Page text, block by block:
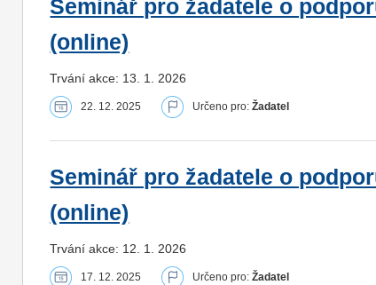
Seminář pro žadatele o
(online)
Trvání akce: 13. 1. 2026
22. 12. 2025 Určeno pro:Žadatel
Seminář pro žadatele o
(online)
Trvání akce: 12. 1. 2026
17. 12. 2025 Určeno pro:Žadatel